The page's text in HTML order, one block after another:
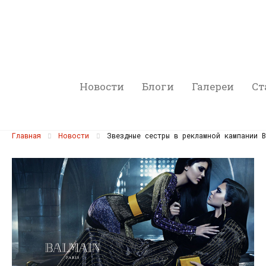
Новости Блоги Галереи
Главная Новости Звездные сестры в рекламной кампании